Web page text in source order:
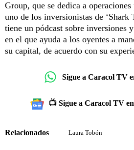
Group, que se dedica a
uno de los inversionistas de ‘Shark
tiene un pódcast sobre inversiones
en el que ayuda a los oyentes a
su capital, de acuerdo con su
Sigue a Caracol TV
📺 Sigue a Caracol TV
Relacionados Laura Tobón